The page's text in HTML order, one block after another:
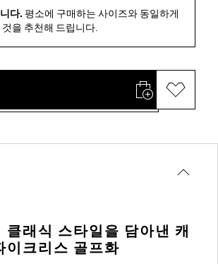
다. 평소에 구매하는 사이즈와 동일하게
을 추천해 드립니다.
클래식 스타일을 담아낸 캐
이크리스 골프화